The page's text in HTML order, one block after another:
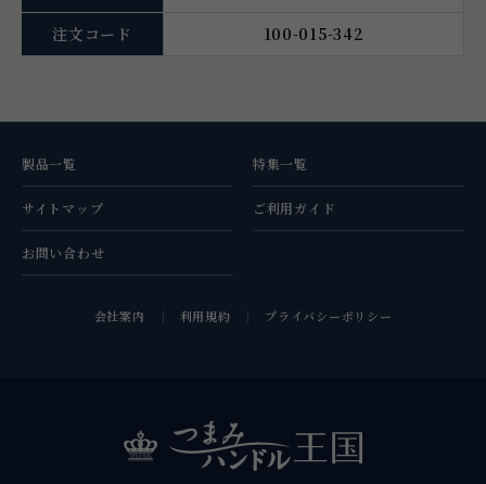
注文コード 100-015-342
製品一覧 特集一覧
サイトマップ ご利用ガイド
お問い合わせ
会社案内 利用規約 プライバシーポリシー